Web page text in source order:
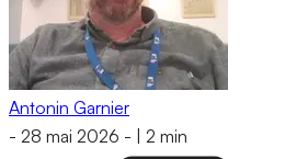
Antonin Garnier
- 28 mai 2026 - 2 min